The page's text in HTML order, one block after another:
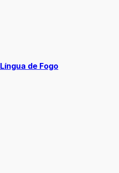
Língua de Fogo